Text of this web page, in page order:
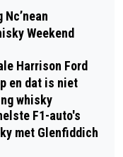
Weekend
Harrison Ford
en dat is niet
whisky
F1-auto's
met Glenfiddich